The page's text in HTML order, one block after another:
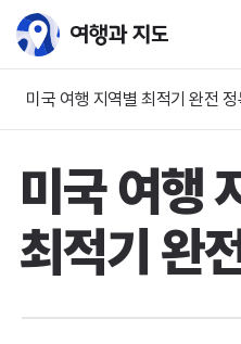
미국 여행 지역별 최적기 완전 정
미국 여행
최적기 완